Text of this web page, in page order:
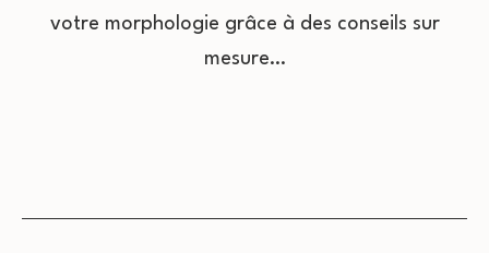
votre morphologie grâce à des conseils sur
mesure…